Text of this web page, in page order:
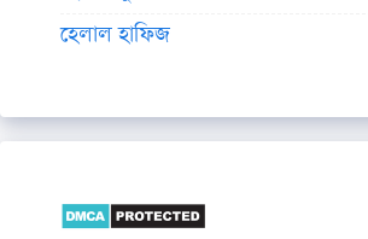
হেলাল হাফিজ